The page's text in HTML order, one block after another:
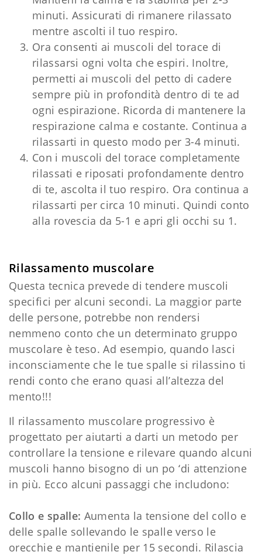
minuti. Assicurati di rimanere rilassato
mentre ascolti il ​​tuo respiro.
Ora consenti ai muscoli del torace di
rilassarsi ogni volta che espiri. Inoltre,
permetti ai muscoli del petto di cadere
sempre più in profondità dentro di te ad
ogni espirazione. Ricorda di mantenere la
respirazione calma e costante. Continua a
rilassarti in questo modo per 3-4 minuti.
Con i muscoli del torace completamente
rilassati e riposati profondamente dentro
di te, ascolta il tuo respiro. Ora continua a
rilassarti per circa 10 minuti. Quindi conto
alla rovescia da 5-1 e apri gli occhi su 1.
Rilassamento muscolare
Questa tecnica prevede di tendere muscoli
specifici per alcuni secondi. La maggior parte
delle persone, potrebbe non rendersi
nemmeno conto che un determinato gruppo
muscolare è teso. Ad esempio, quando lasci
inconsciamente che le tue spalle si rilassino ti
rendi conto che erano quasi all’altezza del
mento!!!
Il rilassamento muscolare progressivo è
progettato per aiutarti a darti un metodo per
controllare la tensione e rilevare quando alcuni
muscoli hanno bisogno di un po ‘di attenzione
in più. Ecco alcuni passaggi che includono:
Collo e spalle: Aumenta la tensione del collo e
delle spalle sollevando le spalle verso le
orecchie e mantienile per 15 secondi. Rilascia